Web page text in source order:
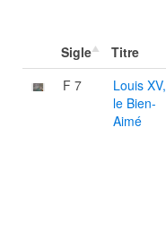
Sigle Titre
F 7
Louis XV,
le Bien-
Aimé